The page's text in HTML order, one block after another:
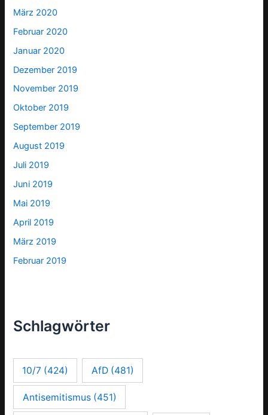
März 2020
Februar 2020
Januar 2020
Dezember 2019
November 2019
Oktober 2019
September 2019
August 2019
Juli 2019
Juni 2019
Mai 2019
April 2019
März 2019
Februar 2019
Schlagwörter
10/7 (424) AfD(481)
Antisemitismus(451)